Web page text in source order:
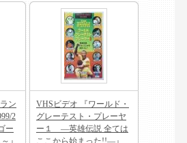
ン
2
ー
』
VHSビデオ 『ワールド・
グレーテスト・プレーヤ
ー１ ―英雄伝説 全ては
ここから始まった!!―』